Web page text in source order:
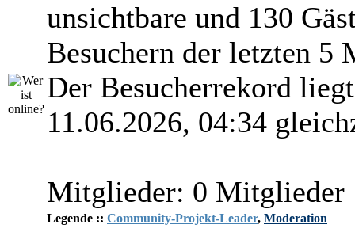
unsichtbare und 130
Besuchern der letzten 5
Der Besucherrekord
11.06.2026, 04:34
Mitglieder: 0 Mitglieder
Legende :: Community-Projekt-Leader, Moderation